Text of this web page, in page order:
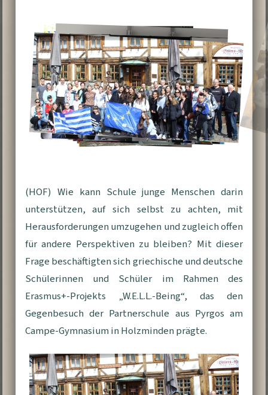
(HOF) Wie kann Schule junge Menschen darin
unterstützen, auf sich selbst zu achten, mit
Herausforderungen umzugehen und zugleich offen
für andere Perspektiven zu bleiben? Mit dieser
Frage beschäftigten sich griechische und deutsche
Schülerinnen und Schüler im Rahmen des
Erasmus+-Projekts „W.E.L.L.-Being“, das den
Gegenbesuch der Partnerschule aus Pyrgos am
Campe-Gymnasium in Holzminden prägte.